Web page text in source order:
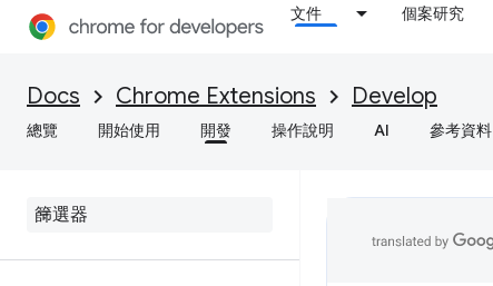
文件 個案研究
Docs Chrome Extensions Develop
總覽 開始使用 開發 操作說明 AI 參考資料